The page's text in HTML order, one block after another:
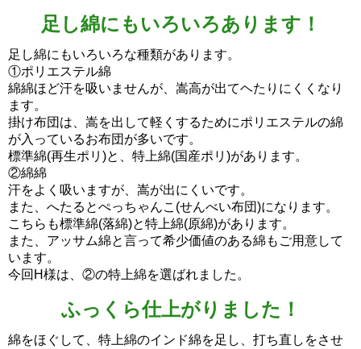
足し綿にもいろいろあります！
足し綿にもいろいろな種類があります。
①ポリエステル綿
綿綿ほど汗を吸いませんが、嵩高が出てヘたりにくくなり
ます。
掛け布団は、嵩を出して軽くするためにポリエステルの綿
が入っているお布団が多いです。
標準綿(再生ポリ)と、特上綿(国産ポリ)があります。
②綿綿
汗をよく吸いますが、嵩が出にくいです。
また、へたるとぺっちゃんこ(せんべい布団)になります。
こちらも標準綿(落綿)と特上綿(原綿)があります。
また、アッサム綿と言って希少価値のある綿もご用意して
います。
今回H様は、②の特上綿を選ばれました。
ふっくら仕上がりました！
綿をほぐして、特上綿のインド綿を足し、打ち直しをさせ